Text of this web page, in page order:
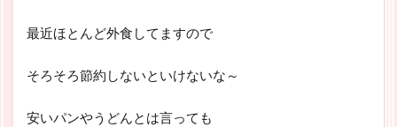
最近ほとんど外食してますので
そろそろ節約しないといけないな～
安いパンやうどんとは言っても